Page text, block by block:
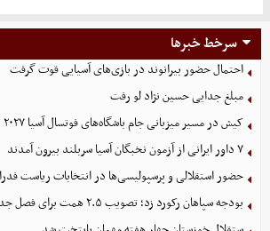
سرخط خبرها
احتمال حضور بیرانوند در بازی‌های آسیایی قوت گرفت
مبلغ جدایی حسین نژاد لو رفت
کیش در مسیر میزبانی جام باشگاه‌های فوتسال آسیا ۲۰۲۷
۷ داور ایرانی از آزمون نخبگان آسیا سربلند بیرون آمدند
حضور استقلالی و پرسپولیسی‌ها در انتخابات ریاست
بودجه سپاهان رکورد زد؛ تصویب ۲.۵ همت برای فصل جدید